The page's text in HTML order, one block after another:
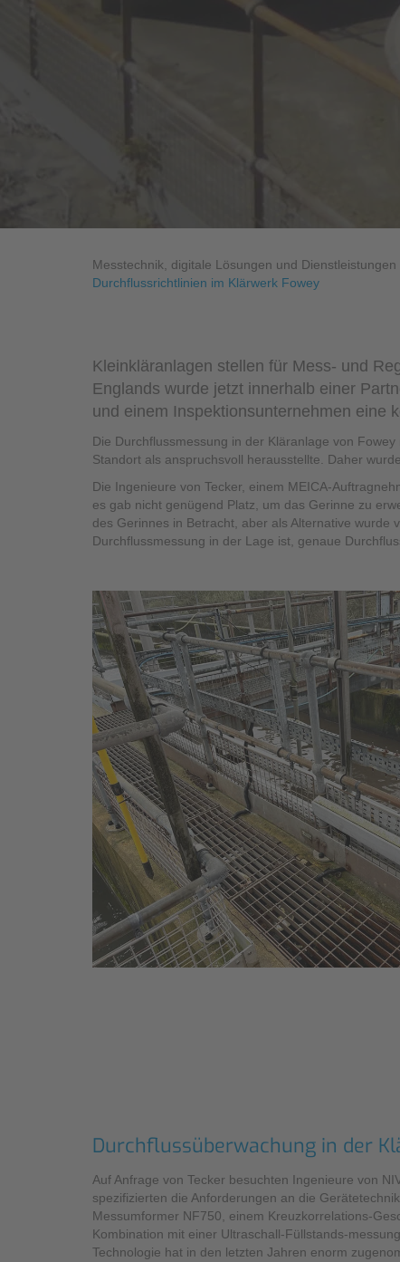
Messtechnik, digitale Lösungen und Dienstleistungen
Durchflussrichtlinien im Klärwerk Fowey
Kleinkläranlagen stellen für Mess- und
Englands wurde jetzt innerhalb einer
und einem Inspektionsunternehmen eine
Die Durchflussmessung in der Kläranlage von
Standort als anspruchsvoll herausstellte. Daher
Die Ingenieure von Tecker, einem MEICA-
es gab nicht genügend Platz, um das Gerinne zu
des Gerinnes in Betracht, aber als Alternative wurde
Durchflussmessung in der Lage ist, genaue
Durchflussüberwachung in der
Auf Anfrage von Tecker besuchten Ingenieure von
spezifizierten die Anforderungen an die
Messumformer NF750, einem Kreuzkorrelations-
Kombination mit einer Ultraschall-Füllstands-
Technologie hat in den letzten Jahren enorm